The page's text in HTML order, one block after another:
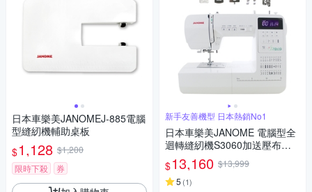
日本車樂美JANOMEJ-885電腦
型縫紉機輔助桌板
$1,128 $1,200
限時下殺
券
新手友善機型 日本熱銷No1
日本車樂美JANOME 電腦型全
迴轉縫紉機S3060加送壓布腳
(加碼送)
$13,160 $13,999
5 (1)